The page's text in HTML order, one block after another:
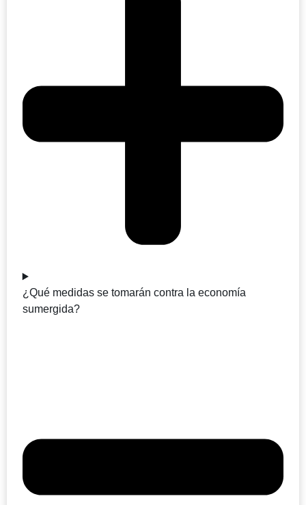
¿Qué medidas se tomarán contra la economía
sumergida?